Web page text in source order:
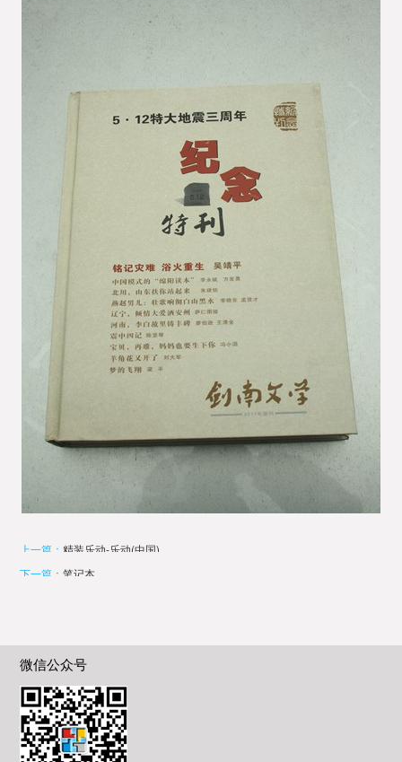
上一篇： 精装乐动-乐动(中国)
下一篇：笔记本
微信公众号